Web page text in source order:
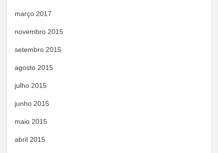
março 2017
novembro 2015
setembro 2015
agosto 2015
julho 2015
junho 2015
maio 2015
abril 2015